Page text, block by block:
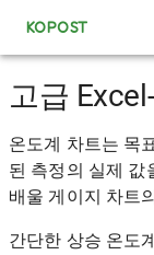
KOPOST
고급
온도계 차트는 목
된 측정의 실제 값
배울 게이지 차트
간단한 상승 온도